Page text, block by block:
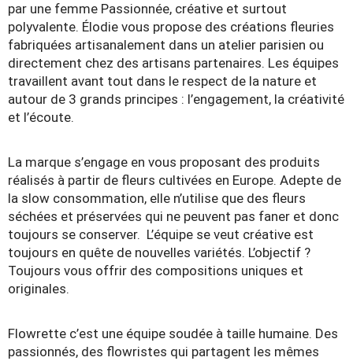
par une femme Passionnée, créative et surtout
polyvalente. Élodie vous propose des créations fleuries
fabriquées artisanalement dans un atelier parisien ou
directement chez des artisans partenaires. Les équipes
travaillent avant tout dans le respect de la nature et
autour de 3 grands principes : l’engagement, la créativité
et l’écoute.
La marque s’engage en vous proposant des produits
réalisés à partir de fleurs cultivées en Europe. Adepte de
la slow consommation, elle n’utilise que des fleurs
séchées et préservées qui ne peuvent pas faner et donc
toujours se conserver. L’équipe se veut créative est
toujours en quête de nouvelles variétés. L’objectif ?
Toujours vous offrir des compositions uniques et
originales.
Flowrette c’est une équipe soudée à taille humaine. Des
passionnés, des flowristes qui partagent les mêmes